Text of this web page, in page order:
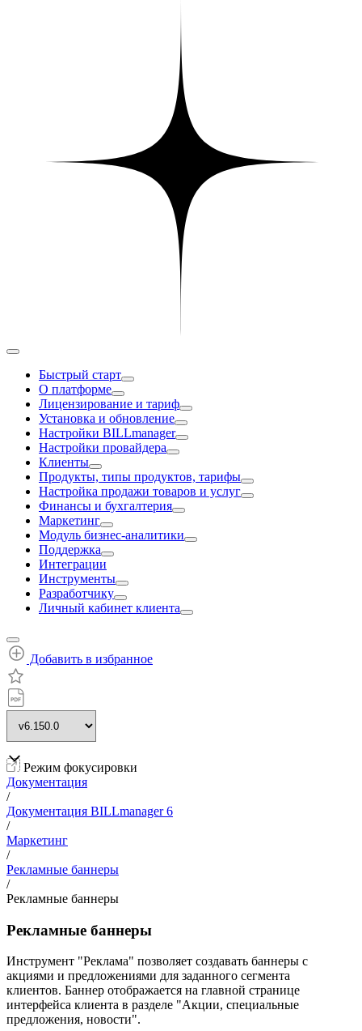
Быстрый старт
О платформе
Лицензирование и тариф
Установка и обновление
Настройки BILLmanager
Настройки провайдера
Клиенты
Продукты, типы продуктов, тарифы
Настройка продажи товаров и услуг
Финансы и бухгалтерия
Маркетинг
Модуль бизнес-аналитики
Поддержка
Интеграции
Инструменты
Разработчику
Личный кабинет клиента
Добавить в избранное
Режим фокусировки
Документация
/
Документация BILLmanager 6
/
Маркетинг
/
Рекламные баннеры
/
Рекламные баннеры
Рекламные баннеры
Инструмент "Реклама" позволяет создавать баннеры с
акциями и предложениями для заданного сегмента
клиентов. Баннер отображается на главной странице
интерфейса клиента в разделе "Акции, специальные
предложения, новости".